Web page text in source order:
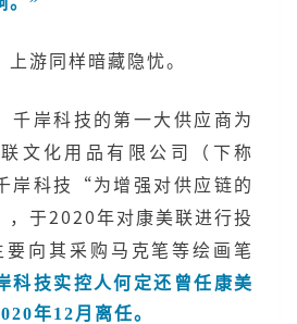
游同样暗藏隐忧。
千岸科技的第一大供应商为
文化用品有限公司（下称
岸科技“为增强对供应链的
于2020年对康美联进行投
向其采购马克笔等绘画笔
科技实控人何定还曾任康美
年12月离任。